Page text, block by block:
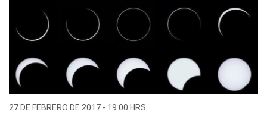
27 DE FEBRERO DE 2017 - 19:00 HRS.